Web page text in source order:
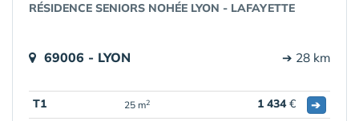
RÉSIDENCE SENIORS NOHÉE LYON - LAFAYETTE
69006 - LYON ➔ 28 km
T1 25 m2 1 434€
➔